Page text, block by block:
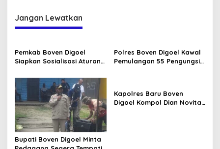
Jangan Lewatkan
Pemkab Boven Digoel
Siapkan Sosialisasi Aturan
Polres Boven Digoel Kawal
Pemulangan 55 Pengungsi
Bupati Boven Digoel Minta
Kapolres Baru Boven
Digoel Kompol Dian Novita